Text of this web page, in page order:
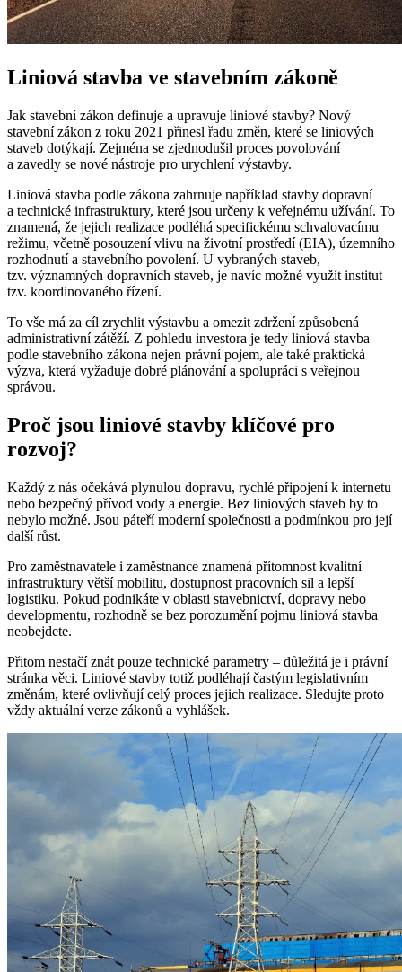
Liniová stavba ve stavebním zákoně
Jak stavební zákon definuje a upravuje liniové stavby? Nový
stavební zákon z roku 2021 přinesl řadu změn, které se liniových
staveb dotýkají. Zejména se zjednodušil proces povolování
a zavedly se nové nástroje pro urychlení výstavby.
Liniová stavba podle zákona zahrnuje například stavby dopravní
a technické infrastruktury, které jsou určeny k veřejnému užívání. To
znamená, že jejich realizace podléhá specifickému schvalovacímu
režimu, včetně posouzení vlivu na životní prostředí (EIA), územního
rozhodnutí a stavebního povolení. U vybraných staveb,
tzv. významných dopravních staveb, je navíc možné využít institut
tzv. koordinovaného řízení.
To vše má za cíl zrychlit výstavbu a omezit zdržení způsobená
administrativní zátěží. Z pohledu investora je tedy liniová stavba
podle stavebního zákona nejen právní pojem, ale také praktická
výzva, která vyžaduje dobré plánování a spolupráci s veřejnou
správou.
Proč jsou liniové stavby klíčové pro
rozvoj?
Každý z nás očekává plynulou dopravu, rychlé připojení k internetu
nebo bezpečný přívod vody a energie. Bez liniových staveb by to
nebylo možné. Jsou páteří moderní společnosti a podmínkou pro její
další růst.
Pro zaměstnavatele i zaměstnance znamená přítomnost kvalitní
infrastruktury větší mobilitu, dostupnost pracovních sil a lepší
logistiku. Pokud podnikáte v oblasti stavebnictví, dopravy nebo
developmentu, rozhodně se bez porozumění pojmu liniová stavba
neobejdete.
Přitom nestačí znát pouze technické parametry – důležitá je i právní
stránka věci. Liniové stavby totiž podléhají častým legislativním
změnám, které ovlivňují celý proces jejich realizace. Sledujte proto
vždy aktuální verze zákonů a vyhlášek.